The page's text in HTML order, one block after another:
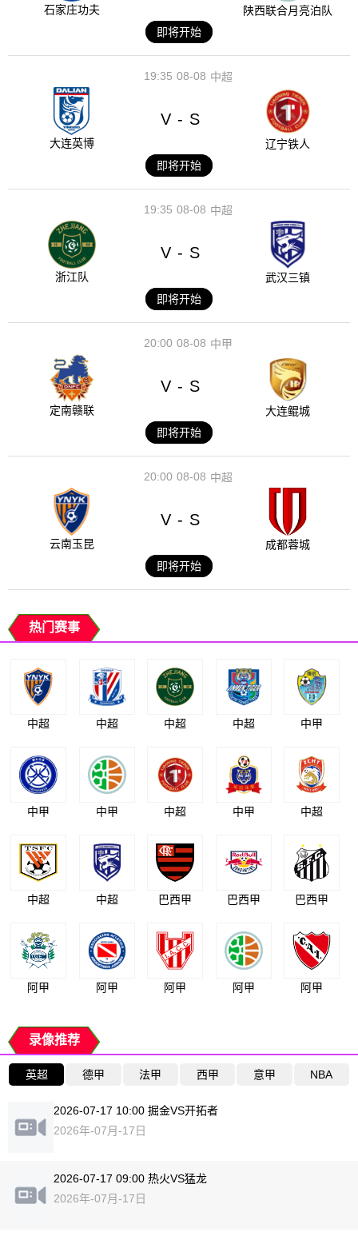
石家庄功夫
陕西联合月亮泊队
即将开始
08-08
19:35 中超
大连英博
V - S
辽宁铁人
即将开始
08-08
19:35 中超
浙江队
V - S
武汉三镇
即将开始
08-08
20:00 中甲
定南赣联
V - S
大连鲲城
即将开始
08-08
20:00 中超
云南玉昆
V - S
成都蓉城
即将开始
热门赛事
中超 中超 中超 中超 中甲
中甲 中甲 中超 中甲 中超
中超 中超 巴西甲 巴西甲 巴西甲
阿甲 阿甲 阿甲 阿甲 阿甲
录像推荐
英超 德甲 法甲 西甲 意甲 NBA
2026-07-17 10:00 掘金VS开拓者
2026年-07月-17日
2026-07-17 09:00 热火VS猛龙
2026年-07月-17日